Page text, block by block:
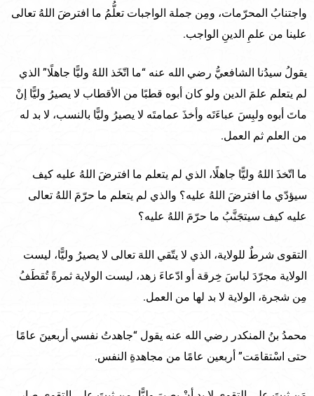
واجتنابُ المحرّمات، ومِن جملة الواجبات تعلُّمُ ما افترضَ اللهُ تعالى
علينا من علمِ الدينِ الواجب.
يقولُ سيدُنا الشافعيُّ رضي الله عنه “ما اتّخَذ اللهُ وليًّا جاهلًا” الذي
لم يتعلم علمَ الدين ولو كان أبوه قطبًا من الأقطاب لا يصيرُ وليًّا إنْ
ماتَ أبوه ولبِسَ عباءَتَه وأخذَ عمامتَه لا يصيرُ وليًّا بالنسب، لا بد له
من العلم ثم العمل.
ما اتّخذَ اللهُ وليًّا جاهلًا، الذي لم يتعلم ما افترضَ اللهُ عليه كيف
سيؤدّي ما افترضَ اللهُ عليه؟ والذي لم يتعلم ما حرّمَ اللهُ تعالى
عليه كيف سيتجَنَّبُ ما حرّمَ اللهُ عليه؟
التقوى شرطٌ للولاية، الذي لا يتّقي اللهَ تعالى لا يصيرُ وليًّا، ليست
الولاية مجرّدَ لباسَ خِرقة أو ادّعاءَ زهد، ليست الولاية ثمرةً تُقطَفُ
مِن شجرة، الولاية لا بد لها من العمل.
محمدُ بنُ المنكدر رضي الله عنه يقول “جاهدتُ نفسي أربعينَ عامًا
حتى اسْتقامَت” أربعين عامًا من مجاهدةِ النفس.